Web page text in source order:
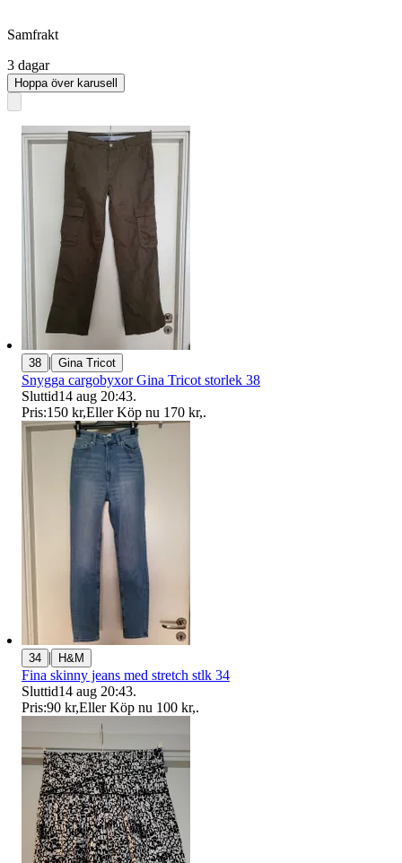
Samfrakt
3 dagar
Hoppa över karusell
38 | Gina Tricot
Snygga cargobyxor Gina Tricot storlek 38
Sluttid14 aug 20:43.
Pris:150 kr,Eller Köp nu 170 kr,.
34 | H&M
Fina skinny jeans med stretch stlk 34
Sluttid14 aug 20:43.
Pris:90 kr,Eller Köp nu 100 kr,.